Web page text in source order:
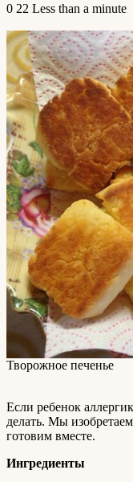
0 22 Less than a minute
Творожное печенье
Если ребенок
делать. Мы
готовим вместе.
Ингредиенты